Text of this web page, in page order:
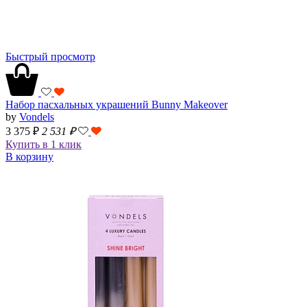
Быстрый просмотр
Набор пасхальных украшений Bunny Makeover
by Vondels
3 375 ₽ 2 531 ₽
Купить в 1 клик
В корзину